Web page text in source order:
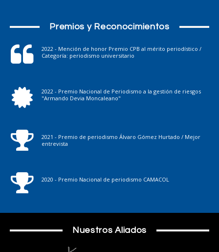
Premios y Reconocimientos
2022 - Mención de honor Premio CPB al mérito periodístico /
Categoría: periodismo universitario
2022 - Premio Nacional de Periodismo a la gestión de riesgos
"Armando Devia Moncaleano"
2021 - Premio de periodismo Álvaro Gómez Hurtado / Mejor
entrevista
2020 - Premio Nacional de periodismo CAMACOL
Nuestros Aliados